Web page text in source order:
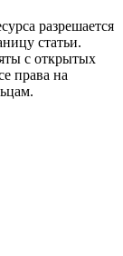
разрешается
статьи.
с открытых
права на